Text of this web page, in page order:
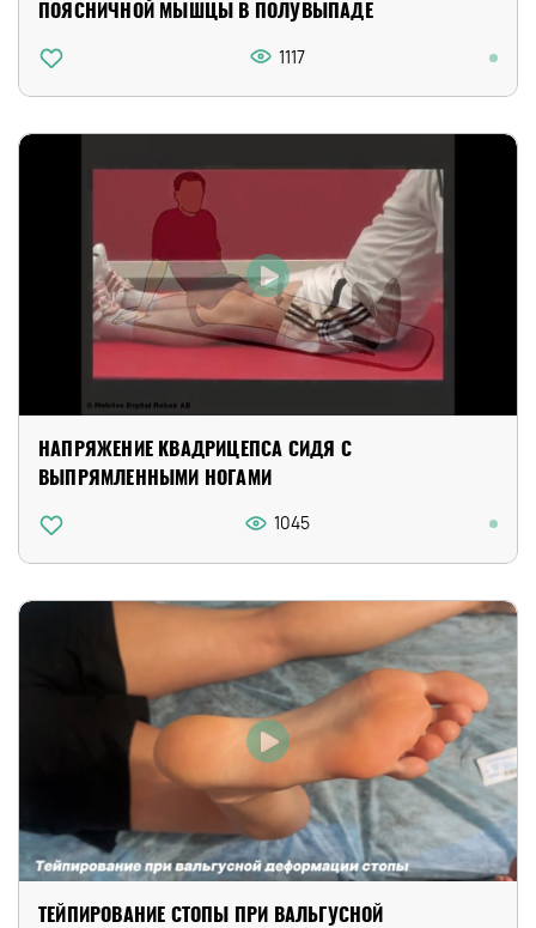
ПОЯСНИЧНОЙ МЫШЦЫ В ПОЛУВЫПАДЕ
1117
НАПРЯЖЕНИЕ КВАДРИЦЕПСА СИДЯ С
ВЫПРЯМЛЕННЫМИ НОГАМИ
1045
ТЕЙПИРОВАНИЕ СТОПЫ ПРИ ВАЛЬГУСНОЙ